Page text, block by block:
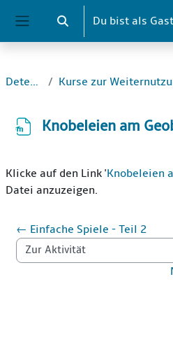
Zum Hauptinhalt
Website-Übersicht
Sucheingabe
Du bist als
Detektive_1
Knobeleien am
Klicke auf den Link 'Knobeleien
Datei anzuzeigen.
← Einfache Spiele - Teil 2
Zur Aktivität